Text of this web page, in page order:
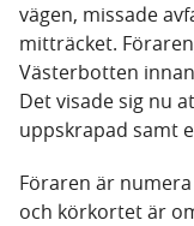
vägen, missade
mitträcket.
Västerbotten
Det visade sig nu
uppskrapad samt
Föraren är
och körkortet är